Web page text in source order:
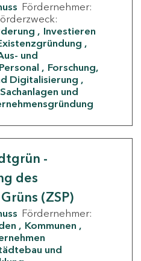
Fördernehmer:
Investieren
und
Forschung,
Digitalisierung
und
-
des
(ZSP)
Fördernehmer:
Kommunen
und